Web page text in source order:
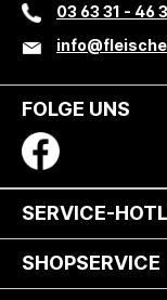
03 63 31 - 46
FOLGE UNS
SERVICE-
SHOPSERVICE